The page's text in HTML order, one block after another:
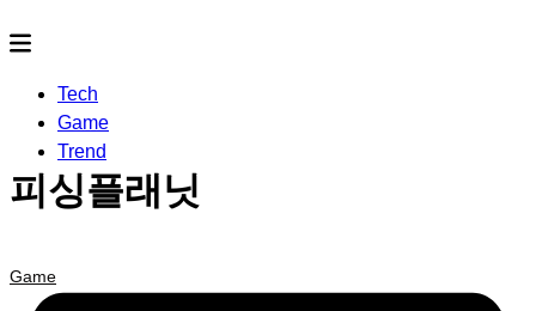
Tech
Game
Trend
피싱플래닛
Game